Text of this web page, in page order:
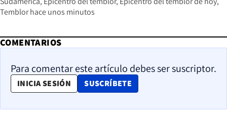
Temblor hace unos minutos
COMENTARIOS
Para comentar este artículo debes ser suscriptor.
INICIA SESIÓN SUSCRÍBETE
OPENS IN NEW WINDOW